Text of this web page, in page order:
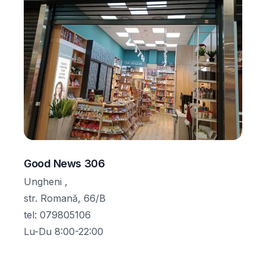
Good News 306
Ungheni ,
str. Romană, 66/B
tel: 079805106
Lu-Du 8:00-22:00